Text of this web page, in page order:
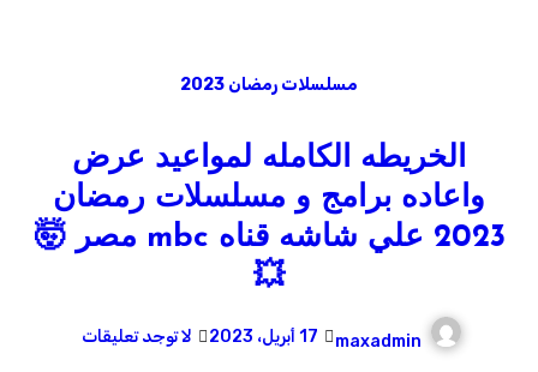
مسلسلات رمضان 2023
الخريطه الكامله لمواعيد عرض
واعاده برامج و مسلسلات رمضان
2023 علي شاشه قناه mbc مصر 🤯
💥
maxadmin 17 أبريل، 2023 لا توجد تعليقات